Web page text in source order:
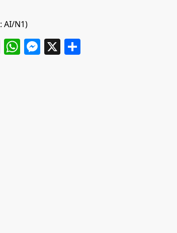
AI/N1)
ViberWhatsApp
Messenger
X